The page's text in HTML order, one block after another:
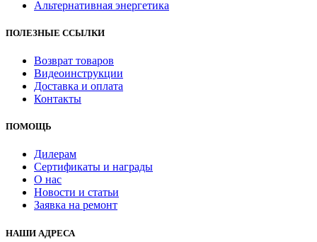
Альтернативная энергетика
ПОЛЕЗНЫЕ ССЫЛКИ
Возврат товаров
Видеоинструкции
Доставка и оплата
Контакты
ПОМОЩЬ
Дилерам
Сертификаты и награды
О нас
Новости и статьи
Заявка на ремонт
НАШИ АДРЕСА